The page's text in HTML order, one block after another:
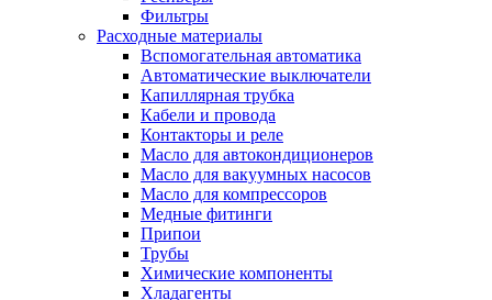
Фильтры
Расходные материалы
Вспомогательная автоматика
Автоматические выключатели
Капиллярная трубка
Кабели и провода
Контакторы и реле
Масло для автокондиционеров
Масло для вакуумных насосов
Масло для компрессоров
Медные фитинги
Припои
Трубы
Химические компоненты
Хладагенты